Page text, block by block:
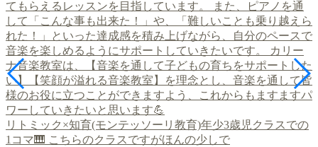
リトミック×知育(モンテッソーリ教育)年少3歳児クラスでの
1コマ🎹 こちらのクラスですがほんの少しで